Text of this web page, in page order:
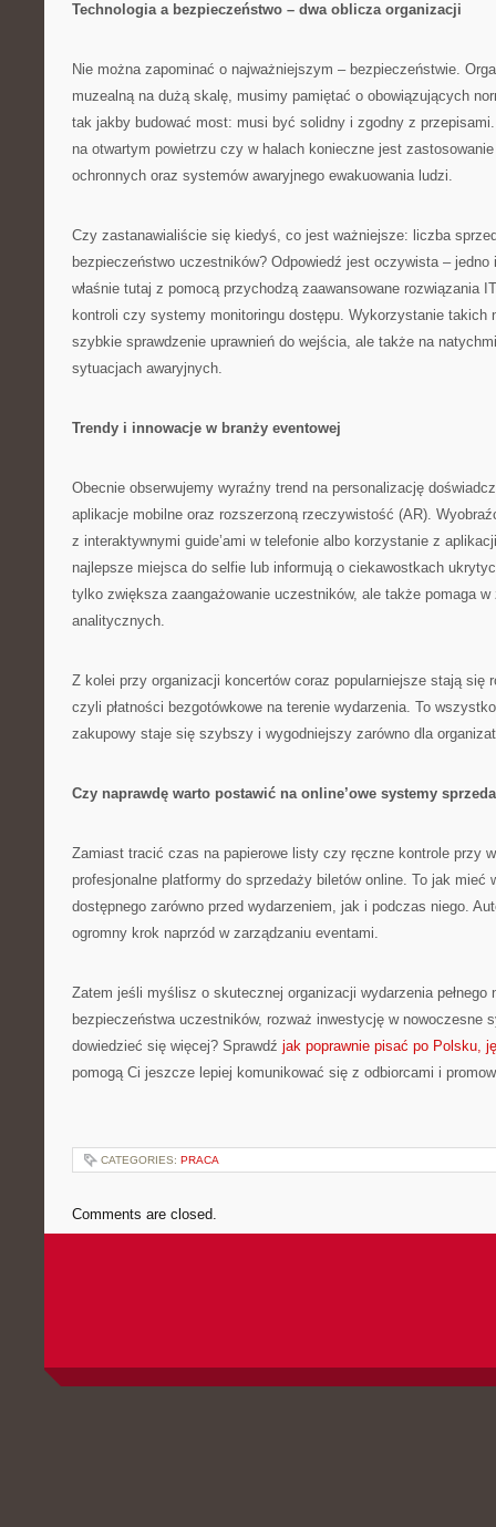
Technologia a bezpieczeństwo – dwa oblicza organizacji
Nie można zapominać o najważniejszym – bezpieczeństwie.
muzealną na dużą skalę, musimy pamiętać o obowiązujących
tak jakby budować most: musi być solidny i zgodny z
na otwartym powietrzu czy w halach konieczne jest
ochronnych oraz systemów awaryjnego ewakuowania ludzi.
Czy zastanawialiście się kiedyś, co jest ważniejsze: liczba
bezpieczeństwo uczestników? Odpowiedź jest oczywista –
właśnie tutaj z pomocą przychodzą zaawansowane rozwiązania
kontroli czy systemy monitoringu dostępu. Wykorzystanie takich
szybkie sprawdzenie uprawnień do wejścia, ale także na
sytuacjach awaryjnych.
Trendy i innowacje w branży eventowej
Obecnie obserwujemy wyraźny trend na personalizację
aplikacje mobilne oraz rozszerzoną rzeczywistość (AR).
z interaktywnymi guide’ami w telefonie albo korzystanie z
najlepsze miejsca do selfie lub informują o ciekawostkach
tylko zwiększa zaangażowanie uczestników, ale także pomaga
analitycznych.
Z kolei przy organizacji koncertów coraz popularniejsze stają się
czyli płatności bezgotówkowe na terenie wydarzenia. To
zakupowy staje się szybszy i wygodniejszy zarówno dla
Czy naprawdę warto postawić na online’owe systemy
Zamiast tracić czas na papierowe listy czy ręczne kontrole przy
profesjonalne platformy do sprzedaży biletów online. To jak mieć
dostępnego zarówno przed wydarzeniem, jak i podczas niego.
ogromny krok naprzód w zarządzaniu eventami.
Zatem jeśli myślisz o skutecznej organizacji wydarzenia pełnego
bezpieczeństwa uczestników, rozważ inwestycję w nowoczesne
dowiedzieć się więcej? Sprawdź jak poprawnie pisać po Polsku,
pomogą Ci jeszcze lepiej komunikować się z odbiorcami i
CATEGORIES: PRACA
Comments are closed.